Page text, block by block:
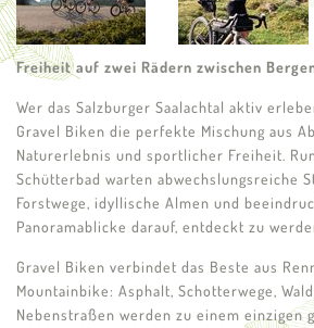
Freiheit auf zwei Rädern zwischen
Wer das Salzburger Saalachtal aktiv
Gravel Biken die perfekte Mischung aus
Naturerlebnis und sportlicher Freiheit.
Schütterbad warten abwechslungsreiche
Forstwege, idyllische Almen und
Panoramablicke darauf, entdeckt zu
Gravel Biken verbindet das Beste aus
Mountainbike: Asphalt, Schotterwege,
Nebenstraßen werden zu einem einzigen